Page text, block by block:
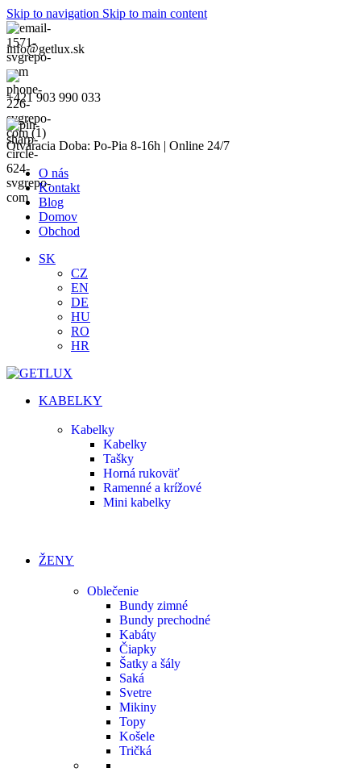
Skip to navigation Skip to main content
info@getlux.sk
+421 903 990 033
Otváracia Doba: Po-Pia 8-16h | Online 24/7
O nás
Kontakt
Blog
Domov
Obchod
SK
CZ
EN
DE
HU
RO
HR
KABELKY
Kabelky
Kabelky
Tašky
Horná rukoväť
Ramenné a krížové
Mini kabelky
ŽENY
Oblečenie
Bundy zimné
Bundy prechodné
Kabáty
Čiapky
Šatky a šály
Saká
Svetre
Mikiny
Topy
Košele
Tričká